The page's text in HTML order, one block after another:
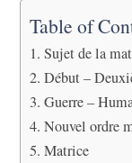
Table of
Sujet de la
Début –
Guerre –
Nouvel ordre
Matrice